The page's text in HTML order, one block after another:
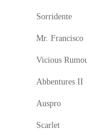
Sorridente
Mr. Francisco
Vicious
Abbentures II
Auspro
Scarlet